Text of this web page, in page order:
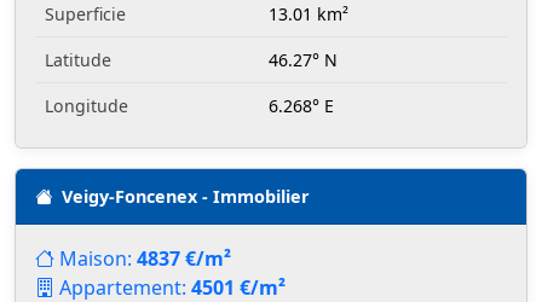
Superficie
13.01 km²
Latitude
46.27° N
Longitude
6.268° E
Veigy-Foncenex - Immobilier
Maison: 4837 €/m²
Appartement: 4501 €/m²